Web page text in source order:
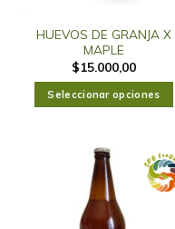
HUEVOS DE GRANJA X
MAPLE
$15.000,00
Seleccionar opciones